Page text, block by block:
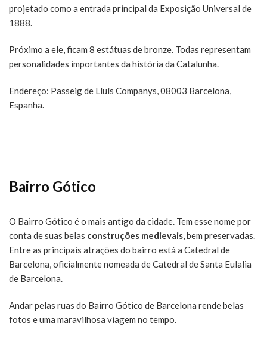
projetado como a entrada principal da Exposição Universal de
1888.
Próximo a ele, ficam 8 estátuas de bronze. Todas representam
personalidades importantes da história da Catalunha.
Endereço: Passeig de Lluís Companys, 08003 Barcelona,
Espanha.
Bairro Gótico
O Bairro Gótico é o mais antigo da cidade. Tem esse nome por
conta de suas belas construções medievais , bem preservadas.
Entre as principais atrações do bairro está a Catedral de
Barcelona, oficialmente nomeada de Catedral de Santa Eulalia
de Barcelona.
Andar pelas ruas do Bairro Gótico de Barcelona rende belas
fotos e uma maravilhosa viagem no tempo.